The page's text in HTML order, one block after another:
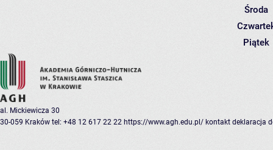
Środa
Piątek
al. Mickiewicza 30
30-059 Kraków tel: +48 12 617 22 22 https://www.agh.edu.pl/ kontakt deklaracja